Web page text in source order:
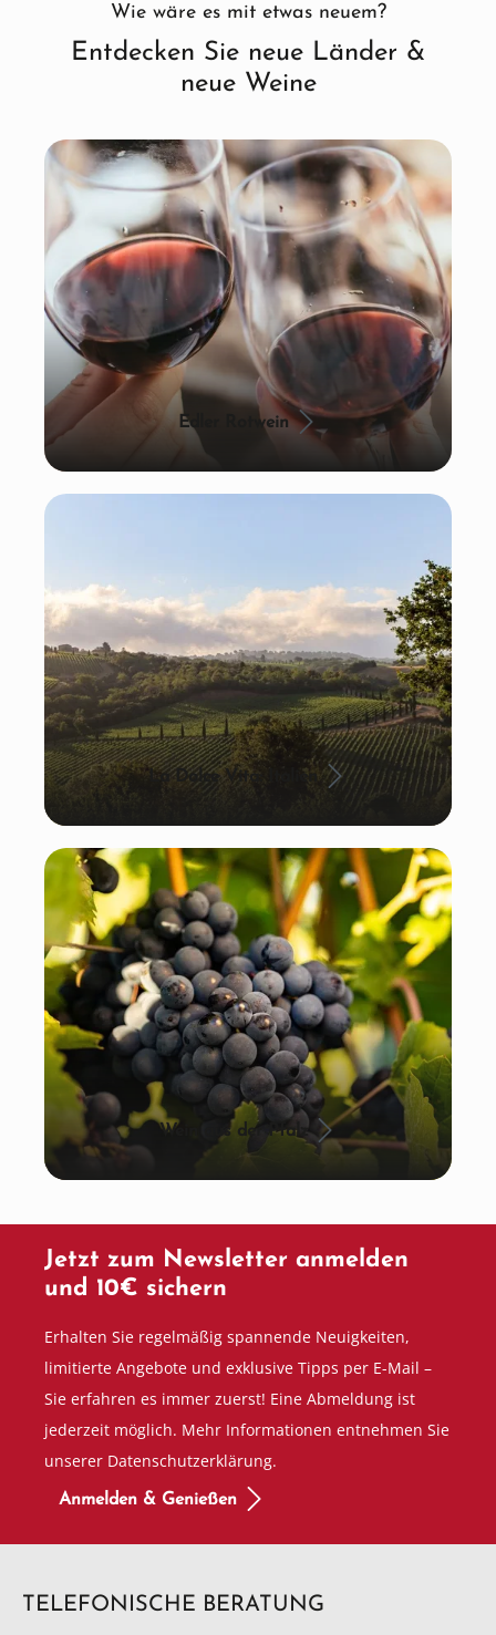
Wie wäre es mit etwas neuem?
Entdecken Sie neue Länder &
neue Weine
Edler Rotwein
La Dolce Vita: Italien
Wein aus der Pfalz
Jetzt zum Newsletter anmelden
und 10€ sichern
Erhalten Sie regelmäßig spannende Neuigkeiten,
limitierte Angebote und exklusive Tipps per E-Mail –
Sie erfahren es immer zuerst! Eine Abmeldung ist
jederzeit möglich. Mehr Informationen entnehmen Sie
unserer Datenschutzerklärung.
Anmelden & Genießen
TELEFONISCHE BERATUNG